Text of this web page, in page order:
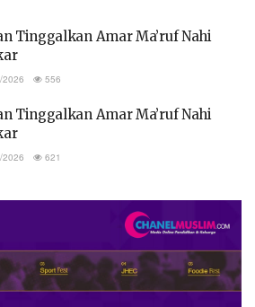
Tinggalkan Amar Ma’ruf Nahi
2026 556
Tinggalkan Amar Ma’ruf Nahi
2026 621